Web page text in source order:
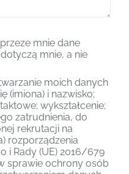
mnie dane
mnie, a nie
moich danych
(imiona) i nazwisko;
wykształcenie;
zatrudnienia, do
rekrutacji na
rozporządzenia
i Rady (UE) 2016/679
sprawie ochrony osób